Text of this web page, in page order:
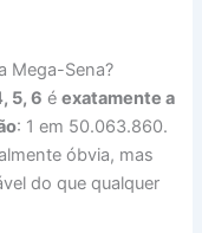
Mega-Sena?
5, 6 éexatamente a
: 1 em 50.063.860.
óbvia, mas
do que qualquer